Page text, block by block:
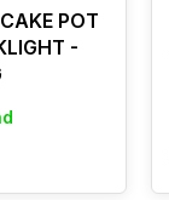
POT
-